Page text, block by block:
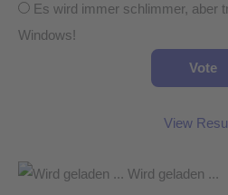
Es wird immer schlimmer, aber
Windows!
View
Wird geladen ...